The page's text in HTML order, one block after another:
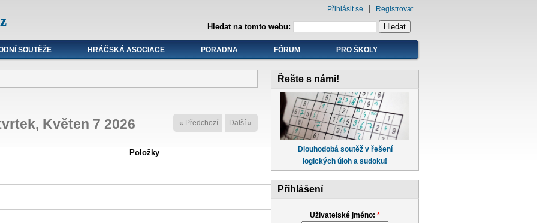
Hledat na tomto webu:
Přihlásit se Registrovat
SOUTĚŽE HRÁČSKÁ ASOCIACE PORADNA FÓRUM PRO ŠKOLY
« Předchozí
Květen 7 2026 Další »
Položky
Řešte s námi!
Dlouhodobá soutěž v řešení
logických úloh a sudoku!
Přihlášení
Uživatelské jméno: *